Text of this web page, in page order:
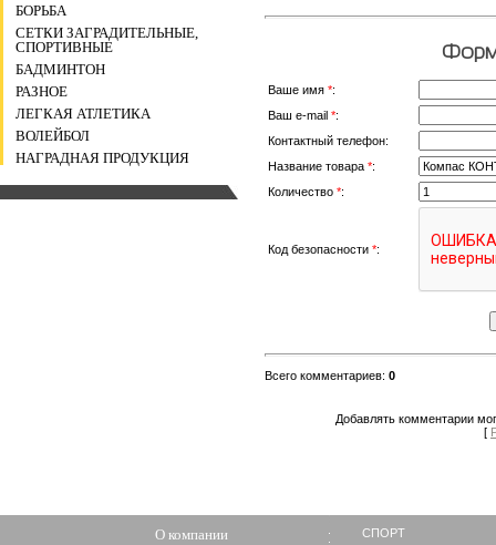
БОРЬБА
СЕТКИ ЗАГРАДИТЕЛЬНЫЕ,
СПОРТИВНЫЕ
БАДМИНТОН
РАЗНОЕ
ЛЕГКАЯ АТЛЕТИКА
ВОЛЕЙБОЛ
НАГРАДНАЯ ПРОДУКЦИЯ
Ваше имя *:
Ваш e-mail *:
Контактный телефон:
Название товара *:
Количество *:
Код безопасности *:
Всего комментариев: 0
Добавлять комментарии
[
О компании
СПОРТ